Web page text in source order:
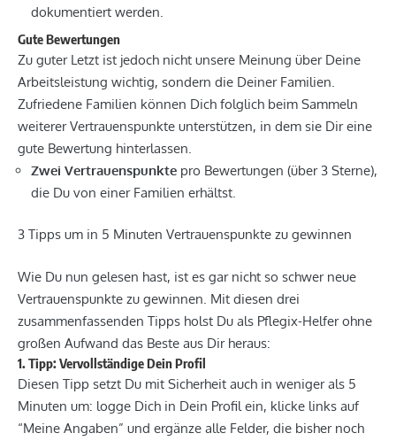
dokumentiert werden.
Gute Bewertungen
Zu guter Letzt ist jedoch nicht unsere Meinung über Deine
Arbeitsleistung wichtig, sondern die Deiner Familien.
Zufriedene Familien können Dich folglich beim Sammeln
weiterer Vertrauenspunkte unterstützen, in dem sie Dir eine
gute Bewertung hinterlassen.
Zwei Vertrauenspunkte pro Bewertungen (über 3 Sterne),
die Du von einer Familien erhältst.
3 Tipps um in 5 Minuten Vertrauenspunkte zu gewinnen
Wie Du nun gelesen hast, ist es gar nicht so schwer neue
Vertrauenspunkte zu gewinnen. Mit diesen drei
zusammenfassenden Tipps holst Du als Pflegix-Helfer ohne
großen Aufwand das Beste aus Dir heraus:
1. Tipp: Vervollständige Dein Profil
Diesen Tipp setzt Du mit Sicherheit auch in weniger als 5
Minuten um: logge Dich in Dein Profil ein, klicke links auf
“Meine Angaben” und ergänze alle Felder, die bisher noch